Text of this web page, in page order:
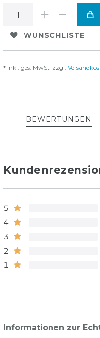
WUNSCHLISTE
* inkl. ges. MwSt. zzgl.
BEWERTUNGEN
5
4
3
2
1
Informationen zur